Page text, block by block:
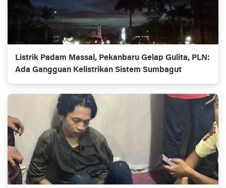
Listrik Padam Massal, Pekanbaru Gelap Gulita, PLN:
Ada Gangguan Kelistrikan Sistem Sumbagut